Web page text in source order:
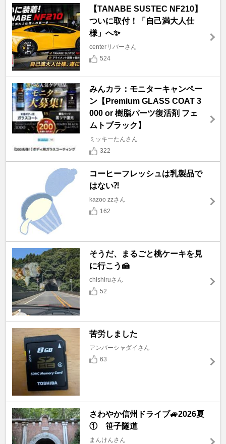
【TANABE SUSTEC NF210】
ついに取付！「自己満大人仕
様」へ✨
centerリバーさん
524
みんカラ：モニターキャンペー
ン【Premium GLASS COAT 3
000 or 樹脂パーツ復活剤 フェ
ムトブラック】
ミッキーたんさん
322
コーヒーフレッシュは乳製品で
はない⁈
kazoo zzさん
162
そうだ、まるごと桃ケーキを見
に行こう🍰
chishiruさん
52
苦労しました
アンバーシャダイさん
63
さわやか信州ドライブ🚙2026夏
① 笹子隧道
まんけんさん